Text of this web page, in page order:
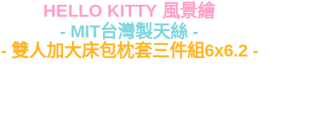
7-11★依產品說明
每筆NT$60，滿NT$699(含以上)免運費
HELLO KITTY 風景繪
- MIT台灣製天絲 -
- 雙人加大床包枕套三件組6x6.2 -